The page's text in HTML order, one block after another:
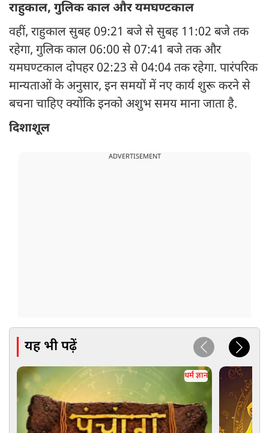
राहुकाल, गुलिक काल और यमघण्टकाल
वहीं, राहुकाल सुबह 09:21 बजे से सुबह 11:02 बजे तक
रहेगा, गुलिक काल 06:00 से 07:41 बजे तक और
यमघण्टकाल दोपहर 02:23 से 04:04 तक रहेगा. पारंपरिक
मान्यताओं के अनुसार, इन समयों में नए कार्य शुरू करने से
बचना चाहिए क्योंकि इनको अशुभ समय माना जाता है.
दिशाशूल
ADVERTISEMENT
यह भी पढ़ें
धर्म ज्ञान